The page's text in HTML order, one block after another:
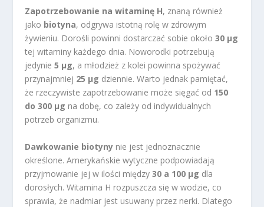
Zapotrzebowanie na witaminę H, znaną również
jako biotyna, odgrywa istotną rolę w zdrowym
żywieniu. Dorośli powinni dostarczać sobie około30 µg
tej witaminy każdego dnia. Noworodki potrzebują
jedynie5 µg, a młodzież z kolei powinna spożywać
przynajmniej 25 µg dziennie. Warto jednak pamiętać,
że rzeczywiste zapotrzebowanie może sięgać od 150
do 300 µg na dobę, co zależy od indywidualnych
potrzeb organizmu.
Dawkowanie biotyny nie jest jednoznacznie
określone. Amerykańskie wytyczne podpowiadają
przyjmowanie jej w ilości między30 a 100 µg dla
dorosłych. Witamina H rozpuszcza się w wodzie, co
sprawia, że nadmiar jest usuwany przez nerki. Dlatego